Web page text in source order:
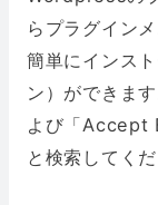
らプラグイン
簡単にインス
ン）ができま
よび「
と検索してくだ